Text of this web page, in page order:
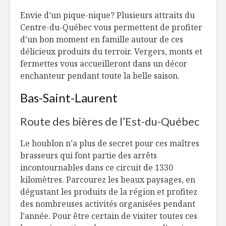
Envie d’un pique-nique? Plusieurs attraits du
Centre-du-Québec vous permettent de profiter
d’un bon moment en famille autour de ces
délicieux produits du terroir. Vergers, monts et
fermettes vous accueilleront dans un décor
enchanteur pendant toute la belle saison.
Bas-Saint-Laurent
Route des bières de l’Est-du-Québec
Le houblon n’a plus de secret pour ces maîtres
brasseurs qui font partie des arrêts
incontournables dans ce circuit de 1330
kilomètres. Parcourez les beaux paysages, en
dégustant les produits de la région et profitez
des nombreuses activités organisées pendant
l’année. Pour être certain de visiter toutes ces